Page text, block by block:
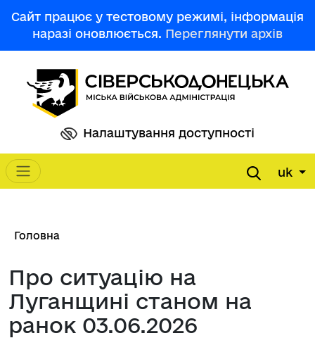
Сайт працює у тестовому режимі, інформація
наразі оновлюється. Переглянути архів
Налаштування доступності
Main navigation uk
Рядок навіґації
Головна
Про ситуацію на
Луганщині станом на
ранок 03.06.2026